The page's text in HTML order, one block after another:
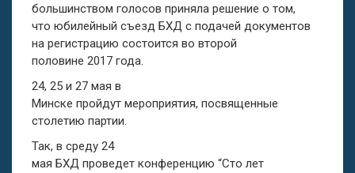
большинством голосов приняла решение о том,
что юбилейный съезд БХД с подачей документов
на регистрацию состоится во второй
половине 2017 года.
24, 25 и 27 мая в
Минске пройдут мероприятия, посвященные
столетию партии.
Так, в среду 24
мая БХД проведет конференцию “Сто лет